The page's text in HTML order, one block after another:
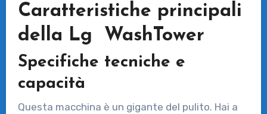
Caratteristiche principali
della Lg WashTower
Specifiche tecniche e
capacità
Questa macchina è un gigante del pulito. Hai a